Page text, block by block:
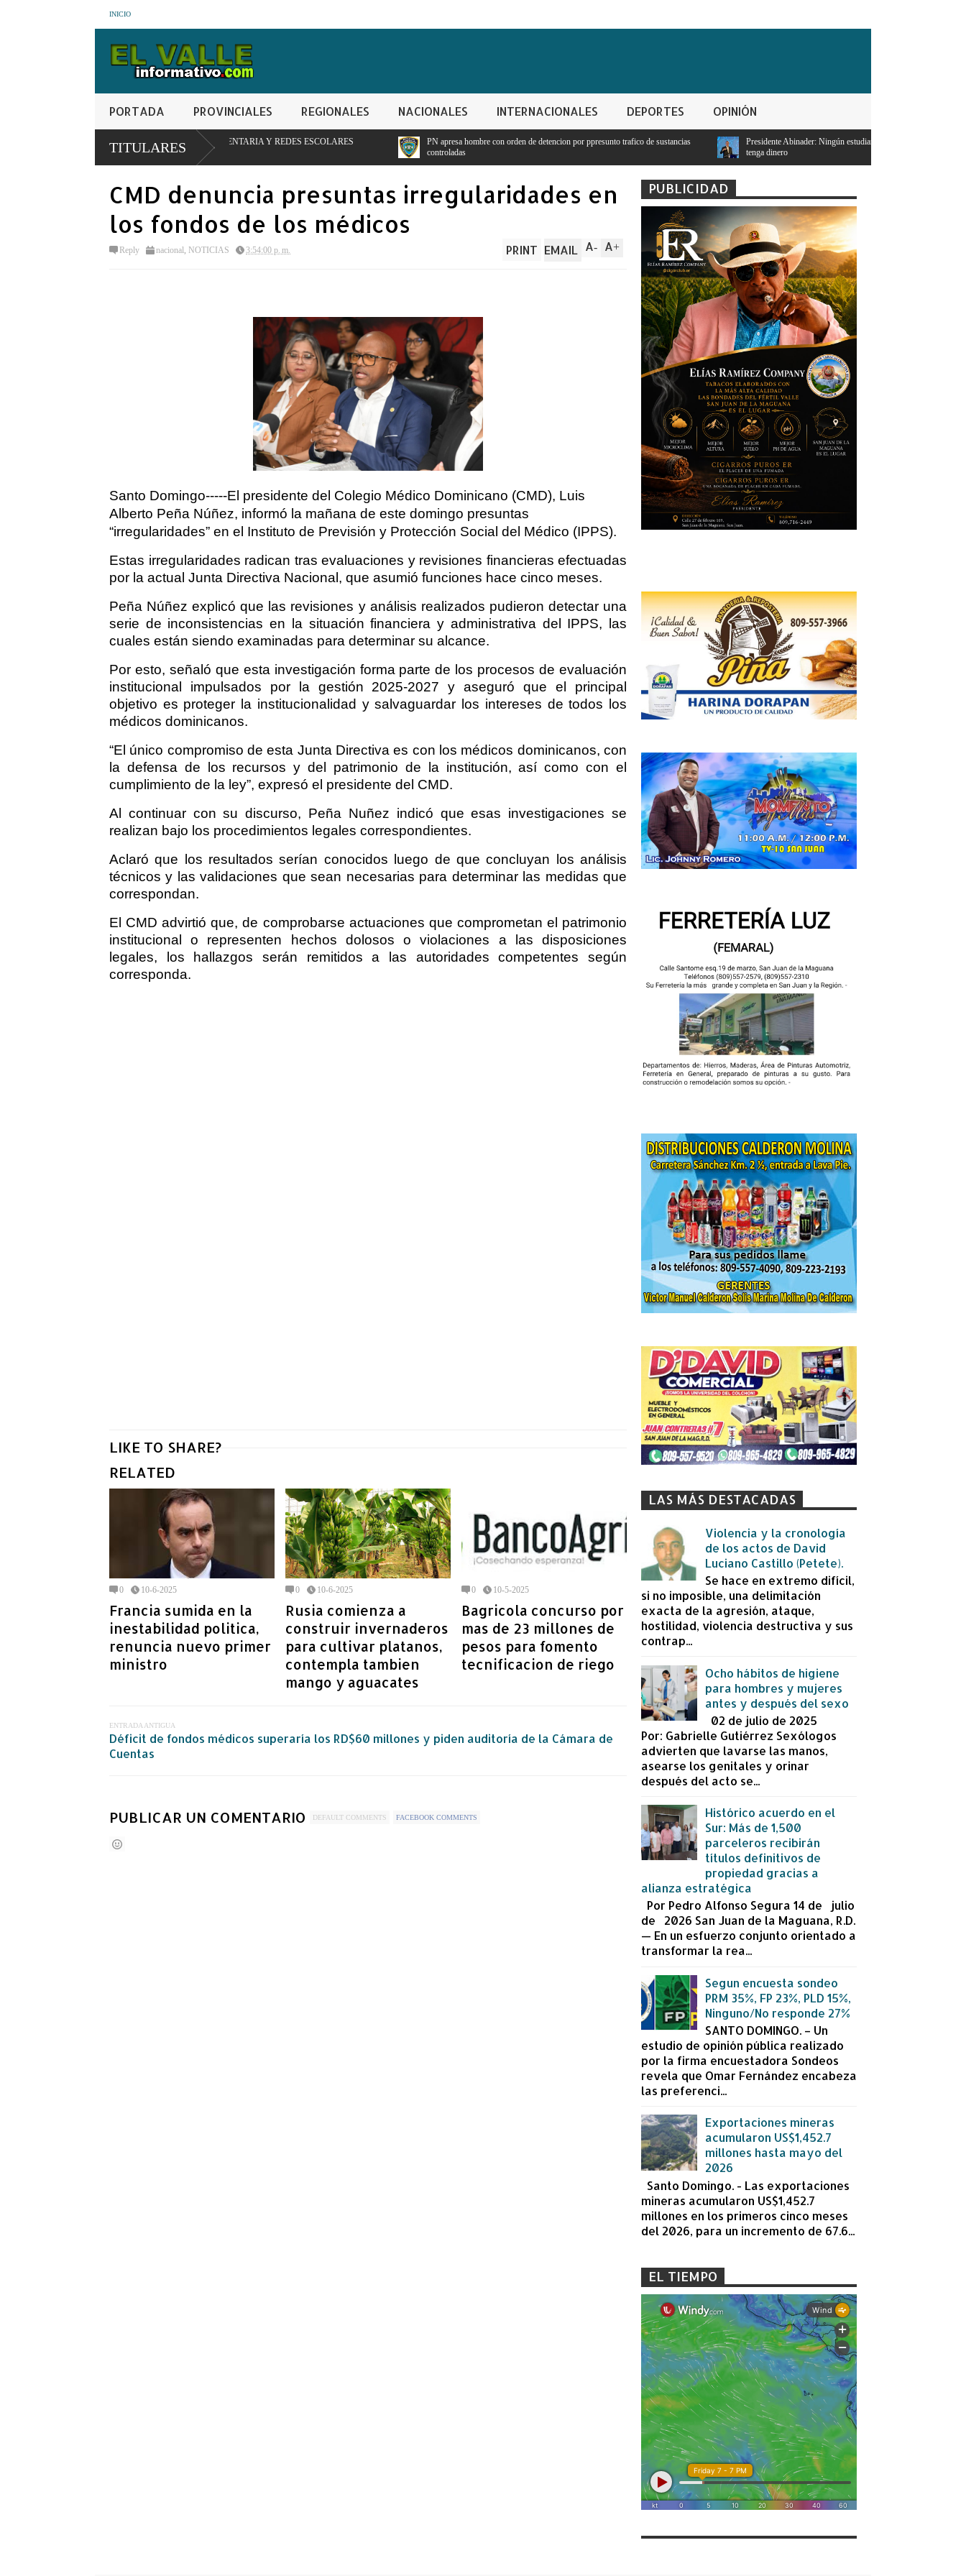
INICIO
PORTADA PROVINCIALES REGIONALES NACIONALES INTERNACIONALES DEPORTES OPINIÓN
TITULARES
TRANSFORMACIÓN ALIMENTARIA Y REDES ESCOLARES
PN apresa hombre con orden de detencion por ppresunto trafico de sustancias
Presidente Abinader: Ningún estudiante con notas mayores a 95 se quedará sin estudiar porque
CMD denuncia presuntas irregularidades en
los fondos de los médicos
Reply nacional, NOTICIAS 3:54:00 p. m. A+
A-
PRINT EMAIL
Santo Domingo-----El presidente del Colegio Médico Dominicano (CMD), Luis
Alberto Peña Núñez, informó la mañana de este domingo presuntas
“irregularidades” en el Instituto de Previsión y Protección Social del Médico (IPPS).
Estas irregularidades radican tras evaluaciones y revisiones financieras efectuadas
por la actual Junta Directiva Nacional, que asumió funciones hace cinco meses.
Peña Núñez explicó que las revisiones y análisis realizados pudieron detectar una
serie de inconsistencias en la situación financiera y administrativa del IPPS, las
cuales están siendo examinadas para determinar su alcance.
Por esto, señaló que esta investigación forma parte de los procesos de evaluación
institucional impulsados por la gestión 2025-2027 y aseguró que el principal
objetivo es proteger la institucionalidad y salvaguardar los intereses de todos los
médicos dominicanos.
“El único compromiso de esta Junta Directiva es con los médicos dominicanos, con
la defensa de los recursos y del patrimonio de la institución, así como con el
cumplimiento de la ley”, expresó el presidente del CMD.
Al continuar con su discurso, Peña Nuñez indicó que esas investigaciones se
realizan bajo los procedimientos legales correspondientes.
Aclaró que los resultados serían conocidos luego de que concluyan los análisis
técnicos y las validaciones que sean necesarias para determinar las medidas que
correspondan.
El CMD advirtió que, de comprobarse actuaciones que comprometan el patrimonio
institucional o representen hechos dolosos o violaciones a las disposiciones
legales, los hallazgos serán remitidos a las autoridades competentes según
corresponda.
LIKE TO SHARE?
RELATED
0 10-6-2025
Francia sumida en la
inestabilidad politica,
renuncia nuevo primer
ministro
0 10-6-2025
Rusia comienza a
construir invernaderos
para cultivar platanos,
contempla tambien
mango y aguacates
0 10-5-2025
Bagricola concurso por
mas de 23 millones de
pesos para fomento
tecnificacion de riego
ENTRADA ANTIGUA
Déficit de fondos médicos superaría los RD$60 millones y piden auditoría de la Cámara de
Cuentas
PUBLICAR UN COMENTARIO DEFAULT COMMENTS FACEBOOK COMMENTS
PUBLICIDAD
LAS MÁS DESTACADAS
Violencia y la cronología
de los actos de David
Luciano Castillo (Petete).
Se hace en extremo difícil,
si no imposible, una delimitación
exacta de la agresión, ataque,
hostilidad, violencia destructiva y sus
contrap...
Ocho hábitos de higiene
para hombres y mujeres
antes y después del sexo
02 de julio de 2025
Por: Gabrielle Gutiérrez Sexólogos
advierten que lavarse las manos,
asearse los genitales y orinar
después del acto se...
Histórico acuerdo en el
Sur: Más de 1,500
parceleros recibirán
títulos definitivos de
propiedad gracias a
alianza estratégica
Por Pedro Alfonso Segura 14 de julio
de 2026 San Juan de la Maguana, R.D.
— En un esfuerzo conjunto orientado a
transformar la rea...
Segun encuesta sondeo
PRM 35%, FP 23%, PLD 15%,
Ninguno/No responde 27%
SANTO DOMINGO. – Un
estudio de opinión pública realizado
por la firma encuestadora Sondeos
revela que Omar Fernández encabeza
las preferenci...
Exportaciones mineras
acumularon US$1,452.7
millones hasta mayo del
2026
Santo Domingo. - Las exportaciones
mineras acumularon US$1,452.7
millones en los primeros cinco meses
del 2026, para un incremento de 67.6...
EL TIEMPO